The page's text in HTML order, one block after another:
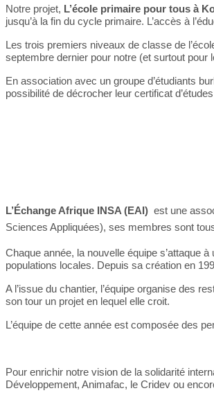
Notre projet, L’école primaire pour tous à
jusqu’à la fin du cycle primaire. L’accès à
Les trois premiers niveaux de classe de
septembre dernier pour notre (et surtout pour
En association avec un groupe d’étudiants
possibilité de décrocher leur certificat
L’Échange Afrique INSA (EAI) est une
Sciences Appliquées), ses membres sont
Chaque année, la nouvelle équipe s’attaque
populations locales. Depuis sa création en
A l’issue du chantier, l’équipe organise des
son tour un projet en lequel elle croit.
L’équipe de cette année est composée des
Pour enrichir notre vision de la solidarité
Développement, Animafac, le Cridev ou